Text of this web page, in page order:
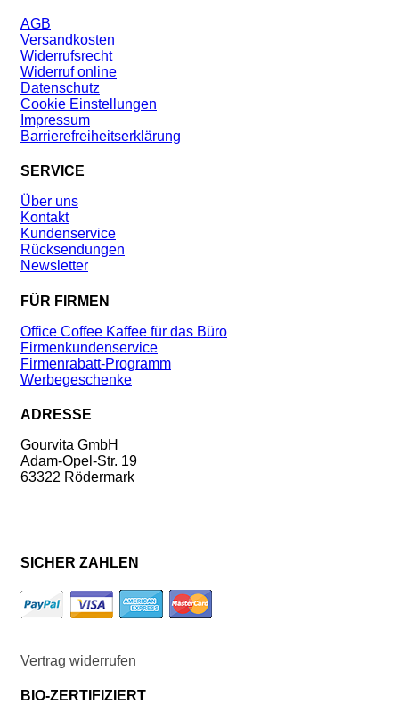
AGB
Versandkosten
Widerrufsrecht
Widerruf online
Datenschutz
Cookie Einstellungen
Impressum
Barrierefreiheitserklärung
SERVICE
Über uns
Kontakt
Kundenservice
Rücksendungen
Newsletter
FÜR FIRMEN
Office Coffee Kaffee für das Büro
Firmenkundenservice
Firmenrabatt-Programm
Werbegeschenke
ADRESSE
Gourvita GmbH
Adam-Opel-Str. 19
63322 Rödermark
SICHER ZAHLEN
Vertrag widerrufen
BIO-ZERTIFIZIERT